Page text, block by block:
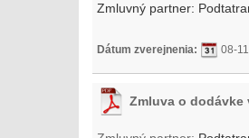
Zmluvný partner:
Dátum zverejnenia: 08-
Zmluva o